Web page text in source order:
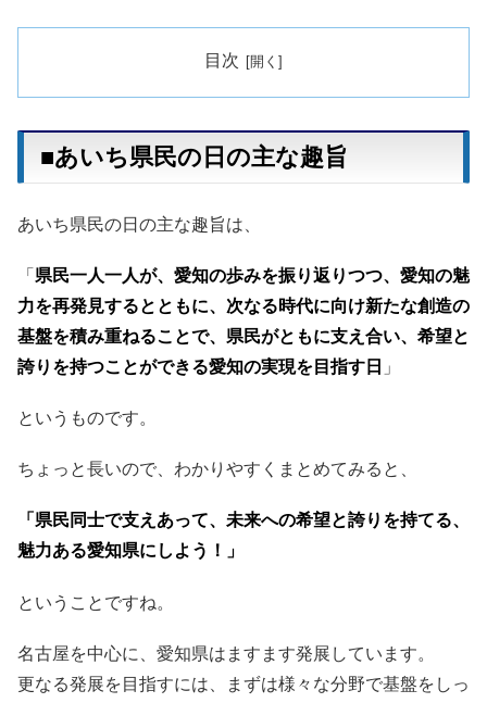
目次
■あいち県民の日の主な趣旨
あいち県民の日の主な趣旨は、
「 県民一人一人が、愛知の歩みを振り返りつつ、愛知の魅
力を再発見するとともに、次なる時代に向け新たな創造の
基盤を積み重ねることで、県民がともに支え合い、希望と
誇りを持つことができる愛知の実現を目指す日 」
というものです。
ちょっと長いので、わかりやすくまとめてみると、
「県民同士で支えあって、未来への希望と誇りを持てる、
魅力ある愛知県にしよう！」
ということですね。
名古屋を中心に、愛知県はますます発展しています。
更なる発展を目指すには、まずは様々な分野で基盤をしっ